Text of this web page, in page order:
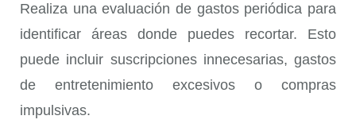
Realiza unaevaluación de gastosperiódica para
identificar áreas donde puedes recortar. Esto
puede incluir suscripciones innecesarias, gastos
de entretenimiento excesivos o compras
impulsivas.